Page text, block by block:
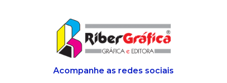
Acompanhe as redes sociais